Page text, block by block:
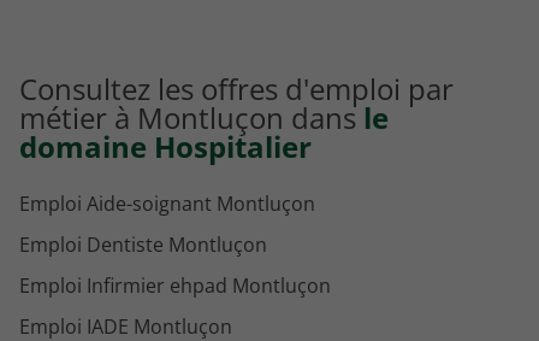
Consultez les offres d'emploi par
métier à Montluçon dans le
domaine Hospitalier
Emploi Aide-soignant Montluçon
Emploi Dentiste Montluçon
Emploi Infirmier ehpad Montluçon
Emploi IADE Montluçon